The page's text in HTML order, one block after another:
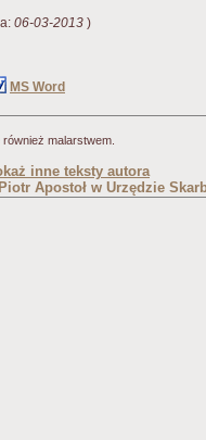
06-03-2013 )
MS Word
malarstwem.
inne teksty autora
Apostoł w Urzędzie